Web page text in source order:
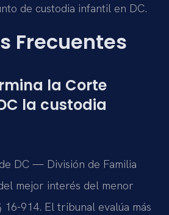
de custodia infantil en DC.
Frecuentes
la Corte
la custodia
DC — División de Familia
mejor interés del menor
16-914. El tribunal evalúa más